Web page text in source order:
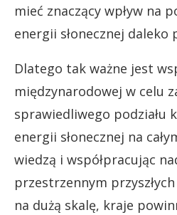
mieć znaczący wpływ na
energii słonecznej daleko
Dlatego tak ważne jest
międzynarodowej w celu
sprawiedliwego podziału
energii słonecznej na
wiedzą i współpracując
przestrzennym
na dużą skalę, kraje